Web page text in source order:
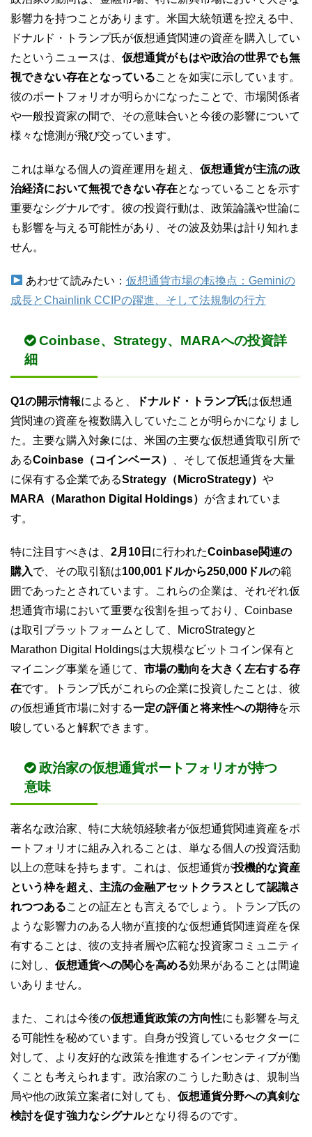
影響力を持つことがあります。米国大統領選を控える中、
ドナルド・トランプ氏が仮想通貨関連の資産を購入してい
たというニュースは、 仮想通貨がもはや政治の世界でも無
視できない存在となっていることを如実に示しています。
彼のポートフォリオが明らかになったことで、市場関係者
や一般投資家の間で、その意味合いと今後の影響について
様々な憶測が飛び交っています。
これは単なる個人の資産運用を超え、 仮想通貨が主流の政
治経済において無視できない存在となっていることを示す
重要なシグナルです。彼の投資行動は、政策論議や世論に
も影響を与える可能性があり、その波及効果は計り知れま
せん。
あわせて読みたい： 仮想通貨市場の転換点：Geminiの
成長とChainlink CCIPの躍進、そして法規制の行方
Coinbase、Strategy、MARAへの投資詳
細
Q1の開示情報によると、 ドナルド・トランプ氏は仮想通
貨関連の資産を複数購入していたことが明らかになりまし
た。主要な購入対象には、米国の主要な仮想通貨取引所で
あるCoinbase（コインベース）
、そして仮想通貨を大量
に保有する企業であるStrategy（MicroStrategy） や
MARA（Marathon Digital Holdings） が含まれていま
す。
特に注目すべきは、 2月10日 に行われたCoinbase関連の
購入で、その取引額は100,001ドルから250,000ドルの範
囲であったとされています。これらの企業は、それぞれ仮
想通貨市場において重要な役割を担っており、Coinbase
は取引プラットフォームとして、MicroStrategyと
Marathon Digital Holdingsは大規模なビットコイン保有と
マイニング事業を通じて、 市場の動向を大きく左右する存
在です。トランプ氏がこれらの企業に投資したことは、彼
の仮想通貨市場に対する一定の評価と将来性への期待を示
唆していると解釈できます。
政治家の仮想通貨ポートフォリオが持つ
意味
著名な政治家、特に大統領経験者が仮想通貨関連資産をポ
ートフォリオに組み入れることは、単なる個人の投資活動
以上の意味を持ちます。これは、仮想通貨が投機的な資産
という枠を超え、主流の金融アセットクラスとして認識さ
れつつあることの証左とも言えるでしょう。トランプ氏の
ような影響力のある人物が直接的な仮想通貨関連資産を保
有することは、彼の支持者層や広範な投資家コミュニティ
に対し、 仮想通貨への関心を高める効果があることは間違
いありません。
また、これは今後の仮想通貨政策の方向性にも影響を与え
る可能性を秘めています。自身が投資しているセクターに
対して、より友好的な政策を推進するインセンティブが働
くことも考えられます。政治家のこうした動きは、規制当
局や他の政策立案者に対しても、 仮想通貨分野への真剣な
検討を促す強力なシグナルとなり得るのです。